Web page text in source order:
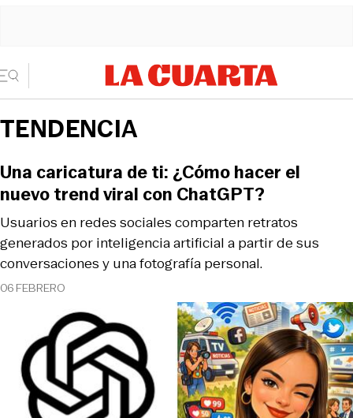
TENDENCIA
06 FEBRERO
Usuarios en redes sociales comparten retratos
generados por inteligencia artificial a partir de sus
conversaciones y una fotografía personal.
Una caricatura de ti: ¿Cómo hacer el
nuevo trend viral con ChatGPT?